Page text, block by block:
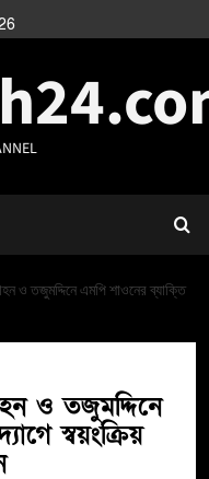
ও তজুমদ্দিনে এমপি শাওনের ব্যাক্তি
ও তজুমদ্দিনে
স্বয়ংক্রিয়